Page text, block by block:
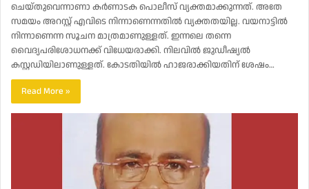
ചെയ്തുവെന്നാണാ കർണാടക പൊലീസ് വ്യക്തമാക്കുന്നത്. അതേ
സമയം അറസ്റ്റ് എവിടെ നിന്നാണെന്നതിൽ വ്യക്തതയില്ല. വയനാട്ടിൽ
നിന്നാണെന്ന സൂചന മാത്രമാണുള്ളത്. ഇന്നലെ തന്നെ
വൈദ്യപരിശോധനക്ക് വിധേയരാക്കി. നിലവിൽ ജുഡീഷ്യൽ
കസ്റ്റഡ‍ിയിലാണുള്ളത്. കോടതിയിൽ ഹാജരാക്കിയതിന് ശേഷം…
Read More »